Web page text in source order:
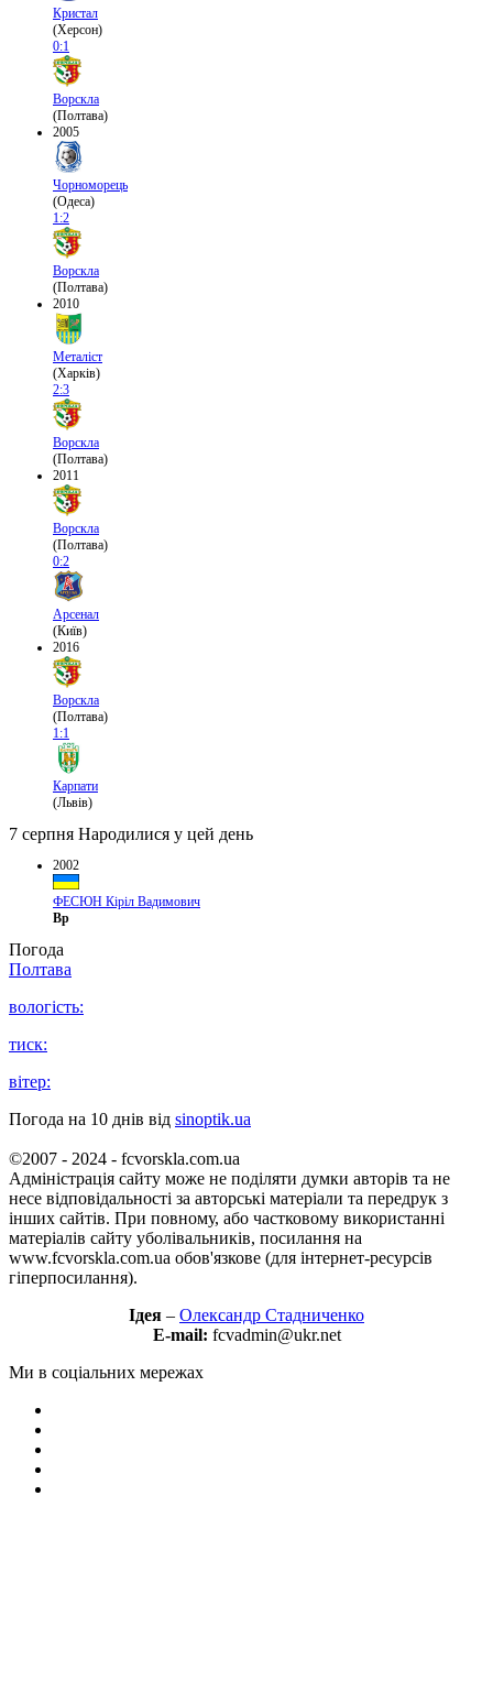
Кристал
(Херсон)
0:1
Ворскла
(Полтава)
2005
Чорноморець
(Одеса)
1:2
Ворскла
(Полтава)
2010
Металіст
(Харків)
2:3
Ворскла
(Полтава)
2011
Ворскла
(Полтава)
0:2
Арсенал
(Київ)
2016
Ворскла
(Полтава)
1:1
Карпати
(Львів)
7 серпня Народилися у цей день
2002
ФЕСЮН Кіріл Вадимович
Вр
Погода
Полтава
вологість:
тиск:
вітер:
Погода на 10 днів від sinoptik.ua
©2007 - 2024 - fcvorskla.com.ua
Адміністрація сайту може не поділяти думки авторів та не
несе відповідальності за авторські матеріали та передрук з
інших сайтів. При повному, або частковому використанні
матеріалів сайту уболівальників, посилання на
www.fcvorskla.com.ua обов'язкове (для інтернет-ресурсів
гіперпосилання).
Ідея – Олександр Стадниченко
E-mail: fcvadmin@ukr.net
Ми в соціальних мережах